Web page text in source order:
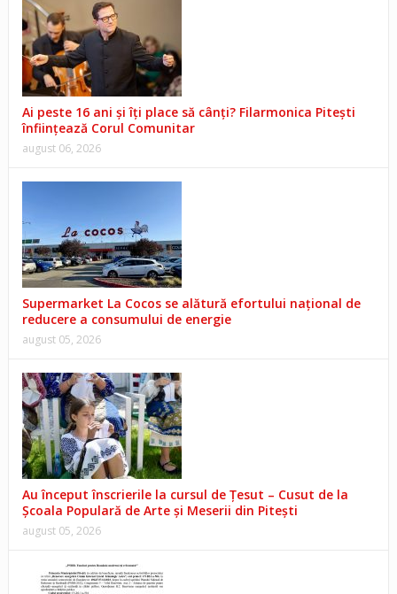
Ai peste 16 ani și îți place să cânți? Filarmonica Pitești
înființează Corul Comunitar
august 06, 2026
Supermarket La Cocos se alătură efortului național de
reducere a consumului de energie
august 05, 2026
Au început înscrierile la cursul de Țesut – Cusut de la
Școala Populară de Arte și Meserii din Pitești
august 05, 2026